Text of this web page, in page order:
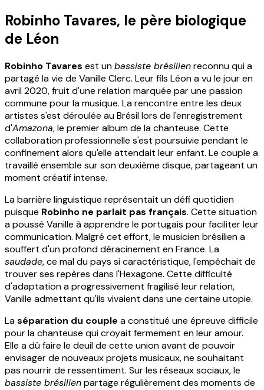
Robinho Tavares, le père biologique
de Léon
Robinho Tavares est unbassiste brésilienreconnu qui a
partagé la vie de Vanille Clerc. Leur fils Léon a vu le jour en
avril 2020, fruit d'une relation marquée par une passion
commune pour la musique. La rencontre entre les deux
artistes s'est déroulée au Brésil lors de l'enregistrement
d'Amazona, le premier album de la chanteuse. Cette
collaboration professionnelle s'est poursuivie pendant le
confinement alors qu'elle attendait leur enfant. Le couple a
travaillé ensemble sur son deuxième disque, partageant un
moment créatif intense.
La barrière linguistique représentait un défi quotidien
puisque Robinho ne parlait pas français. Cette situation
a poussé Vanille à apprendre le portugais pour faciliter leur
communication. Malgré cet effort, le musicien brésilien a
souffert d'un profond déracinement en France. La
saudade, ce mal du pays si caractéristique, l'empêchait de
trouver ses repères dans l'Hexagone. Cette difficulté
d'adaptation a progressivement fragilisé leur relation,
Vanille admettant qu'ils vivaient dans une certaine utopie.
Laséparation du couple a constitué une épreuve difficile
pour la chanteuse qui croyait fermement en leur amour.
Elle a dû faire le deuil de cette union avant de pouvoir
envisager de nouveaux projets musicaux, ne souhaitant
pas nourrir de ressentiment. Sur les réseaux sociaux, le
bassiste brésilienpartage régulièrement des moments de